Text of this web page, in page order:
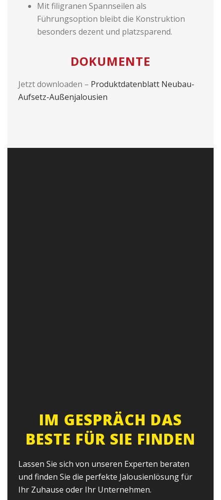
Mit filigranen Spannseilen als
Führungsoption bleibt die Konstruktion
besonders dezent und platzsparend.
DOKUMENTE
Jetzt downloaden – Produktdatenblatt Neubau-
Aufsetz-Außenjalousien
IM GESPRÄCH DAS
BESTE FÜR SIE FINDEN
Lassen Sie sich von unseren Experten beraten
und finden Sie die perfekte Jalousienlösung für
Ihr Zuhause oder Ihr Unternehmen.